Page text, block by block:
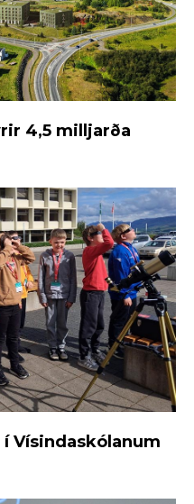
4,5 milljarða
Vísindaskólanum